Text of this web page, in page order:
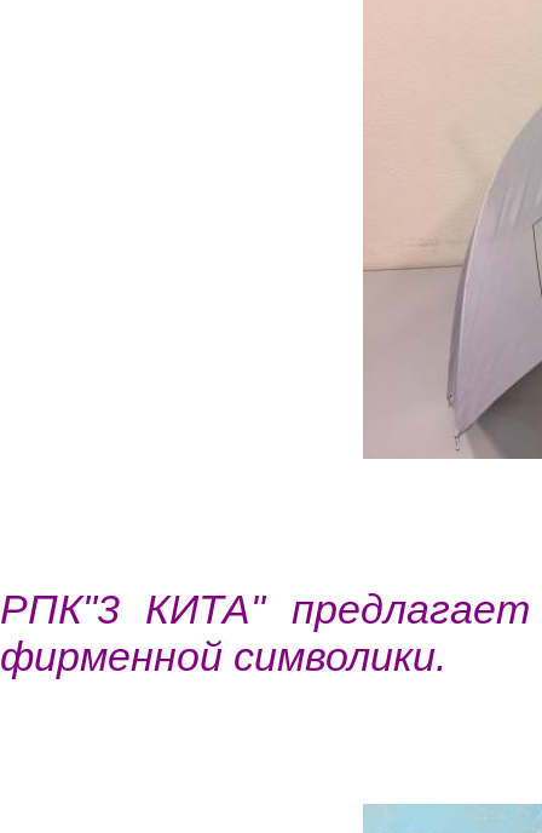
РПК"3 КИТА"
фирменной символики.